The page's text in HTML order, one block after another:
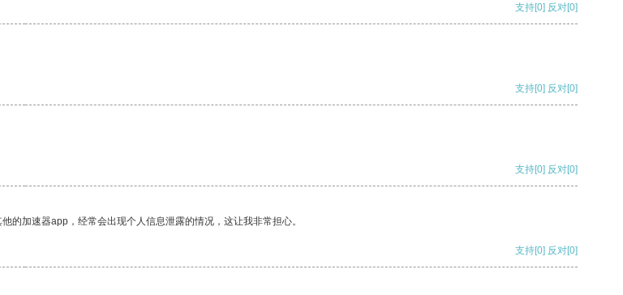
支持[0] 反对[0]
支持[0] 反对[0]
支持[0] 反对[0]
的加速器app，经常会出现个人信息泄露的情况，这让我非常担心。
支持[0] 反对[0]